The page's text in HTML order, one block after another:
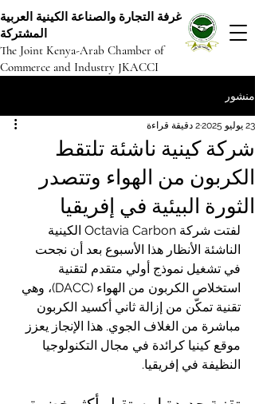
غرفة التجارة والصناعة الكينية العربية
المشتركة
The Joint Kenya-Arab Chamber of
Commerce and Industry JKACCI
منشور
شركة كينية ناشئة تلتقط
الكربون من الهواء وتتصدر
الثورة البيئية في إفريقيا
23 يوليو 2025 2 دقيقة قراءة
لفتت شركة Octavia Carbon الكينية
الناشئة الأنظار هذا الأسبوع بعد أن نجحت
في تشغيل نموذج أولي متقدم لتقنية
استخلاص الكربون من الهواء (DACC)، وهي
تقنية تمكّن من إزالة ثاني أكسيد الكربون
مباشرة من الغلاف الجوي. هذا الإنجاز يعزز
موقع كينيا كرائدة في مجال التكنولوجيا
النظيفة في إفريقيا.